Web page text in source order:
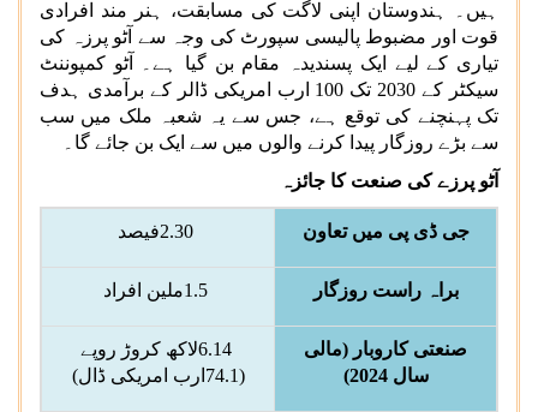
ہیں۔ ہندوستان اپنی لاگت کی مسابقت، ہنر مند افرادی
قوت اور مضبوط پالیسی سپورٹ کی وجہ سے آٹو پرزہ کی
تیاری کے لیے ایک پسندیدہ مقام بن گیا ہے۔ آٹو کمپوننٹ
سیکٹر کے 2030 تک 100 ارب امریکی ڈالر کے برآمدی ہدف
تک پہنچنے کی توقع ہے، جس سے یہ شعبہ ملک میں سب
سے بڑے روزگار پیدا کرنے والوں میں سے ایک بن جائے گا۔
آٹو پرزے کی صنعت کا جائزہ
جی ڈی پی میں تعاون 2.30فیصد
براہ راست روزگار 1.5ملین افراد
صنعتی کاروبار (مالی
سال 2024)
6.14لاکھ کروڑ روپے
(
74.1 ارب امریکی ڈال)